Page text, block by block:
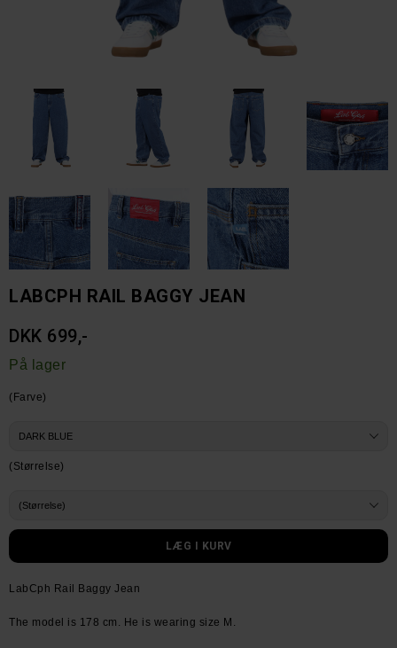
LABCPH RAIL BAGGY JEAN
DKK 699,-
På lager
(Farve)
(Størrelse)
LabCph Rail Baggy Jean
The model is 178 cm. He is wearing size M.